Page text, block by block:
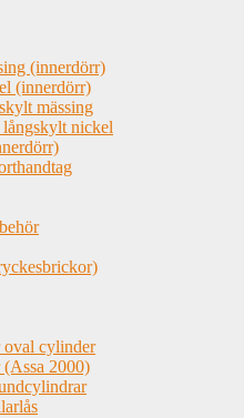
(innerdörr)
(innerdörr)
mässing
nickel
oval cylinder
2000)